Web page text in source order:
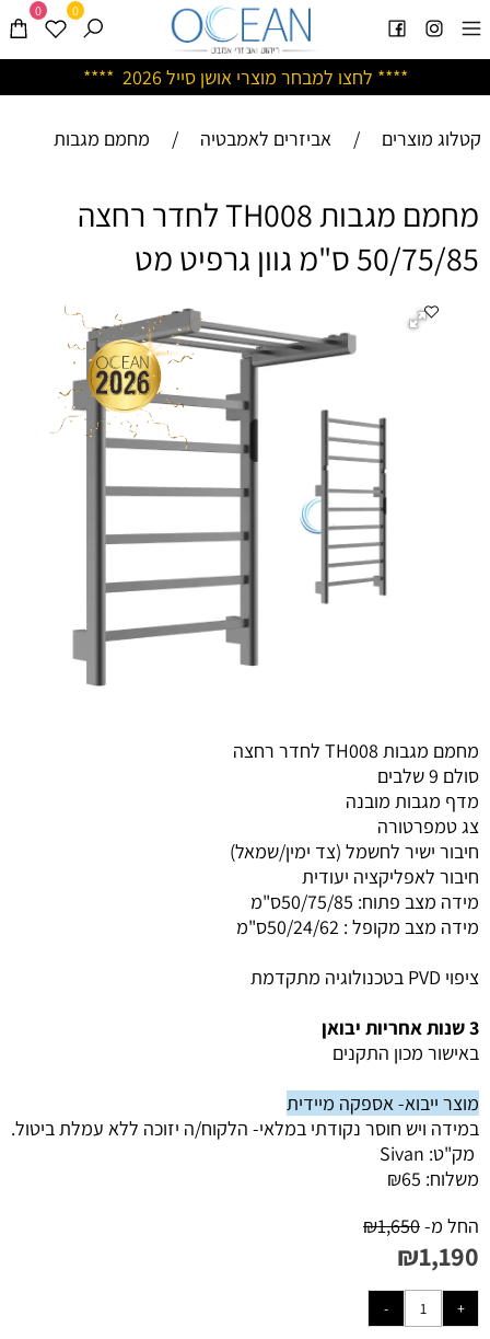
**** לחצו למבחר מוצרי אושן סייל 2026 ****
0 0
קטלוג מוצרים / אביזרים לאמבטיה / מחמם מגבות
מחמם מגבות TH008 לחדר רחצה
50/75/85 ס"מ גוון גרפיט מט
מחמם מגבות TH008 לחדר רחצה
סולם 9 שלבים
מדף מגבות מובנה
צג טמפרטורה
חיבור ישיר לחשמל (צד ימין/שמאל)
חיבור לאפליקציה יעודית
מידה מצב פתוח: 50/75/85ס"מ
מידה מצב מקופל : 50/24/62ס"מ
ציפוי PVD בטכנולוגיה מתקדמת
3 שנות אחריות יבואן
באישור מכון התקנים
מוצר ייבוא- אספקה מיידית
במידה ויש חוסר נקודתי במלאי- הלקוח/ה יזוכה ללא עמלת ביטול.
מק"ט: Sivan
משלוח:
₪65
החל מ-
₪1,650
₪1,190